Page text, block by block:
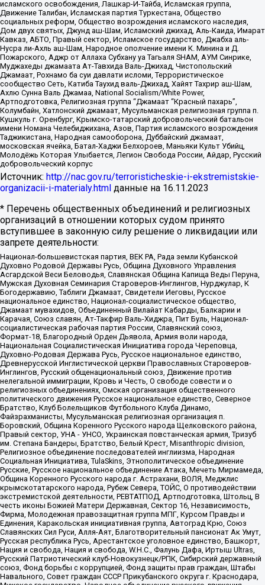
исламского освобождения, Лашкар-И-Тайба, Исламская группа,
Движение Талибан, Исламская партия Туркестана, Общество
социальных реформ, Общество возрождения исламского наследия,
Дом двух святых, Джунд аш-Шам, Исламский джихад, Аль-Каида, Имарат
Кавказ, АБТО, Правый сектор, Исламское государство, Джабха аль-
Нусра ли-Ахль аш-Шам, Народное ополчение имени К. Минина и Д.
Пожарского, Аджр от Аллаха Субхану уа Тагьаля SHAM, АУМ Синрике,
Муджахеды джамаата Ат-Тавхида Валь-Джихад, Чистопольский
Джамаат, Рохнамо ба суи давлати исломи, Террористическое
сообщество Сеть, Катиба Таухид валь-Джихад, Хайят Тахрир аш-Шам,
Ахлю Сунна Валь Джамаа, National Socialism/White Power,
Артподготовка, Религиозная группа “Джамаат “Красный пахарь”,
Колумбайн, Хатлонский джамаат, Мусульманская религиозная группа п.
Кушкуль г. Оренбург, Крымско-татарский добровольческий батальон
имени Номана Челебиджихана, Азов, Партия исламского возрождения
Таджикистана, Народная самооборона, Дуббайский джамаат,
московская ячейка, Батал-Хаджи Белхороев, Маньяки Культ Убийц,
Молодёжь Которая Улыбается, Легион Свобода России, Айдар, Русский
добровольческий корпус
Источник: http://nac.gov.ru/terroristicheskie-i-ekstremistskie-
organizacii-i-materialy.html данные на 16.11.2023
* Перечень общественных объединений и религиозных
организаций в отношении которых судом принято
вступившее в законную силу решение о ликвидации или
запрете деятельности:
Национал-большевистская партия, ВЕК РА, Рада земли Кубанской
Духовно Родовой Державы Русь, Община Духовного Управления
Асгардской Веси Беловодья, Славянская Община Капища Веды Перуна,
Мужская Духовная Семинария Староверов-Инглингов, Нурджулар, К
Богодержавию, Таблиги Джамаат, Свидетели Иеговы, Русское
национальное единство, Национал-социалистическое общество,
Джамаат мувахидов, Объединенный Вилайат Кабарды, Балкарии и
Карачая, Союз славян, Ат-Такфир Валь-Хиджра, Пит Буль, Национал-
социалистическая рабочая партия России, Славянский союз,
Формат-18, Благородный Орден Дьявола, Армия воли народа,
Национальная Социалистическая Инициатива города Череповца,
Духовно-Родовая Держава Русь, Русское национальное единство,
Древнерусской Инглистической церкви Православных Староверов-
Инглингов, Русский общенациональный союз, Движение против
нелегальной иммиграции, Кровь и Честь, О свободе совести и о
религиозных объединениях, Омская организация общественного
политического движения Русское национальное единство, Северное
Братство, Клуб Болельщиков Футбольного Клуба Динамо,
Файзрахманисты, Мусульманская религиозная организация п.
Боровский, Община Коренного Русского народа Щелковского района,
Правый сектор, УНА - УНСО, Украинская повстанческая армия, Тризуб
им. Степана Бандеры, Братство, Белый Крест, Misanthropic division,
Религиозное объединение последователей инглиизма, Народная
Социальная Инициатива, TulaSkins, Этнополитическое объединение
Русские, Русское национальное объединение Атака, Мечеть Мирмамеда,
Община Коренного Русского народа г. Астрахани, ВОЛЯ, Меджлис
крымскотатарского народа, Рубеж Севера, ТОЙС, О противодействии
экстремистской деятельности, РЕВТАТПОД, Артподготовка, Штольц, В
честь иконы Божией Матери Державная, Сектор 16, Независимость,
Фирма, Молодежная правозащитная группа МПГ, Курсом Правды и
Единения, Каракольская инициативная группа, Автоград Крю, Союз
Славянских Сил Руси, Алля-Аят, Благотворительный пансионат Ак Умут,
Русская республика Русь, Арестантское уголовное единство, Башкорт,
Нация и свобода, Нация и свобода, W.H.С., Фалунь Дафа, Иртыш Ultras,
Русский Патриотический клуб-Новокузнецк/РПК, Сибирский державный
союз, Фонд борьбы с коррупцией, Фонд защиты прав граждан, Штабы
Навального, Совет граждан СССР Прикубанского округа г. Краснодара,